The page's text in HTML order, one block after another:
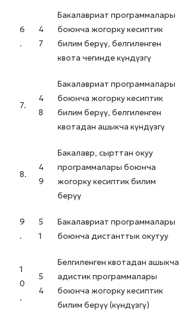
6
.
4
7
Бакалавриат программалары
боюнча жогорку кесиптик
билим берүү, белгиленген
квота чегинде күндүзгү
7.
4
8
Бакалавриат программалары
боюнча жогорку кесиптик
билим берүү, белгиленген
квотадан ашыкча күндүзгү
8.
4
9
Бакалавр, сырттан окуу
программалары боюнча
жогорку кесиптик билим
берүү
9
.
5
1
Бакалавриат программалары
боюнча дистанттык окутуу
1
0
.
5
4
Белгиленген квотадан ашыкча
адистик программалары
боюнча жогорку кесиптик
билим берүү (күндүзгү)